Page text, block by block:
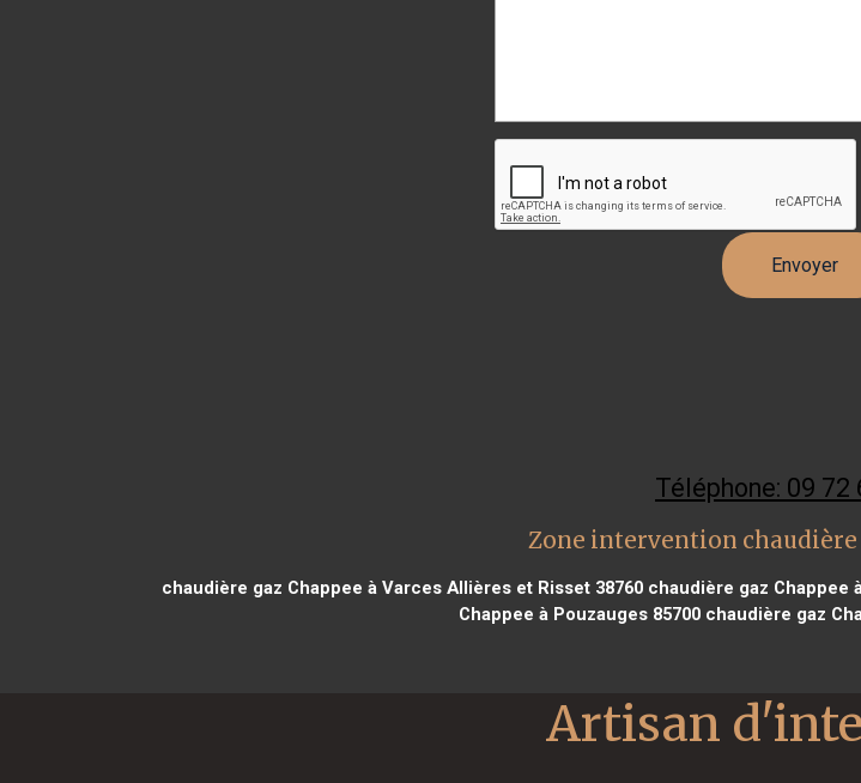
Téléphone: 09 72
Zone intervention chaudière
chaudière gaz Chappee à Varces Allières et Risset 38760 chaudière gaz Chappee
Chappee à Pouzauges 85700chaudière gaz
Artisan